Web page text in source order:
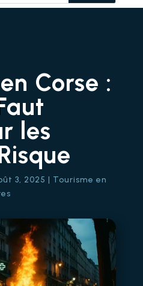
Corse :
les
3, 2025 | Tourisme en